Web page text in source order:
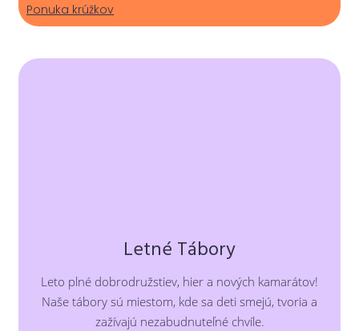
Ponuka krúžkov
Letné Tábory
Leto plné dobrodružstiev, hier a nových kamarátov!
Naše tábory sú miestom, kde sa deti smejú, tvoria a
zažívajú nezabudnuteľné chvíle.